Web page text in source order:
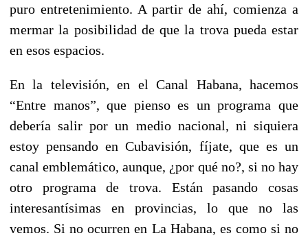
puro entretenimiento. A partir de ahí, comienza a
mermar la posibilidad de que la trova pueda estar
en esos espacios.
En la televisión, en el Canal Habana, hacemos
“Entre manos”, que pienso es un programa que
debería salir por un medio nacional, ni siquiera
estoy pensando en Cubavisión, fíjate, que es un
canal emblemático, aunque, ¿por qué no?, si no hay
otro programa de trova. Están pasando cosas
interesantísimas en provincias, lo que no las
vemos. Si no ocurren en La Habana, es como si no